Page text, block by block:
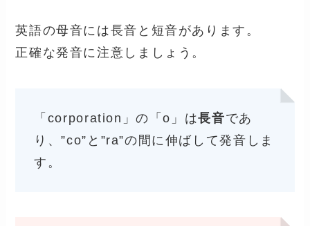
英語の母音には長音と短音があります。
正確な発音に注意しましょう。
「corporation」の「o」は長音であ
り、”co”と”ra”の間に伸ばして発音しま
す。